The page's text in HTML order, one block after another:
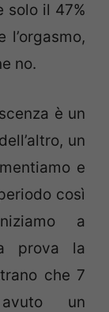
solo il 47%
no.
è un
un
e
così
a
prova la
che 7
un